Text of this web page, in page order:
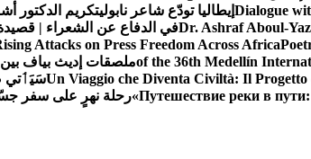
Dialogue إيطاليا تودّع شاعر نابوليتكريم الدكتور
Dr. Ashraf Aboul-في الدفاع عن الشعراء |
Attacks on Press Freedom Across Africa
of the 36th Medellínملصقات إديث بياف
Un Viaggio che Diventa Civiltà: Ilسَيَٲتي
Путешествие реки в رحلة نهرٍ على سفر